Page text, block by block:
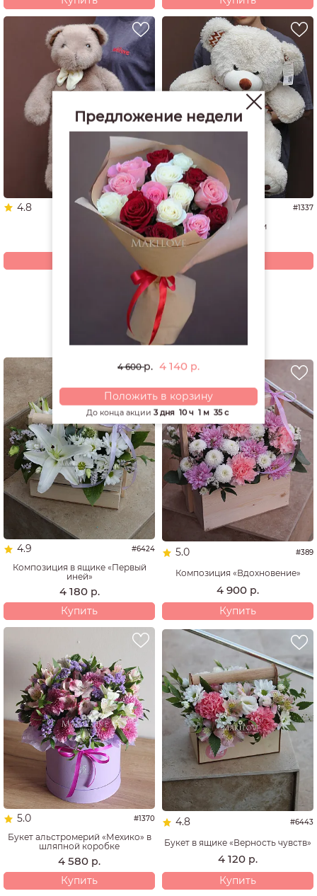
4.8 #1653 4.9 #1337
Мишка 60 см
4 940
Смотреть все открытки и игрушки
РЕКОМЕНДУЕМ
4.9 #6424
Композиция в ящике «Первый
иней»
4 180 р.
Купить
5.0 #389
Композиция «Вдохновение»
4 900 р.
Купить
5.0 #1370
Букет альстромерий «Мехико» в
шляпной коробке
4 580 р.
Купить
4.8 #6443
Букет в ящике «Верность чувств»
4 120 р.
Купить
Предложение недели
4 600р. 4 140 р.
Положить в корзину
До конца акции 3 дня 10 ч 1 м 34 с